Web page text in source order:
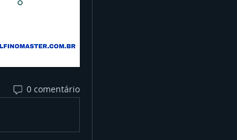
0 comentário